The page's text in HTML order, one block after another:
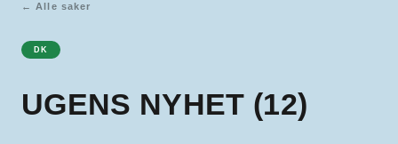
← Alle saker
DK
UGENS NYHET (12)